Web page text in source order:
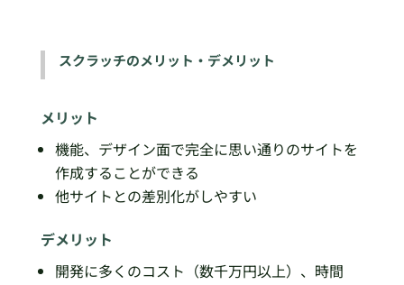
スクラッチのメリット・デメリット
メリット
機能、デザイン面で完全に思い通りのサイトを
作成することができる
他サイトとの差別化がしやすい
デメリット
開発に多くのコスト（数千万円以上）、時間